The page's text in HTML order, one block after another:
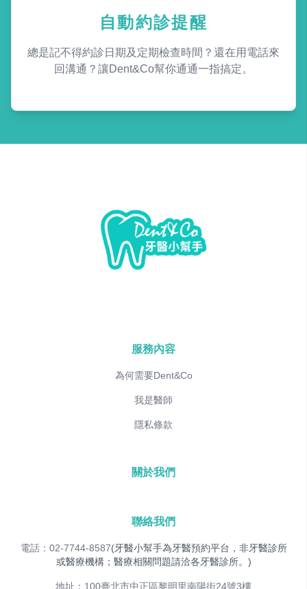
自動約診提醒
總是記不得約診日期及定期檢查時間？還在用電話來
回溝通？讓Dent&Co幫你通通一指搞定。
服務內容
為何需要Dent&Co
我是醫師
隱私條款
關於我們
聯絡我們
電話：02-7744-8587(牙醫小幫手為牙醫預約平台，非牙醫診所
或醫療機構；醫療相關問題請洽各牙醫診所。)
地址：100臺北市中正區黎明里南陽街24號3樓